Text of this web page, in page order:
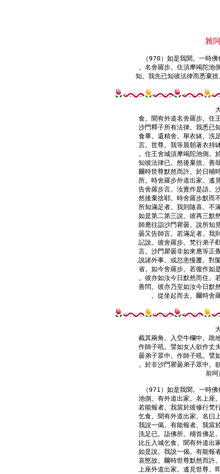
雜
（970）如是我聞。一時
。名舍羅步。住須摩竭陀池
知。我先已知彼法律而悉棄
食。聞有外道名舍羅步。住
沙門釋子所有法律。我悉已
食畢。還精舍。舉衣缽。洗
言。世尊。我等晨朝著衣持
。住王舍城須摩竭陀池側。
知彼法律已。然後棄捨。善
爾時世尊默然而許。於日晡
所。時舍羅步外道出家。遙
告舍羅步言。汝實作是語。
然後棄捨耶。時舍羅步默而
所知滿足者。我則隨喜。不
如是第二第三說。彼再三默
師應往詣沙門瞿曇。說所知
曇又告師言。若滿足者。我
記說。彼舍羅步。梵行弟子
言。沙門瞿曇非如來應等正
說諸外事。或忿恚慢覆。對
省。如今舍羅步。若復作如
。彼亦如汝今日默然而住。
善問。彼亦乃至如汝今日默
。從坐起而去。爾時舍
截其兩角。入空牛欄中。跪
作師子吼。譬如女人欲作丈
曇弟子眾中。作師子吼。譬
。於非沙門瞿曇弟子眾中。
前呵
（971）如是我聞。一時
池側。有外道出家。名上座
若能報者。我當於彼修行梵
乞食。聞有外道出家。名曰
我說一偈。有能報者。我當
洗足已。詣佛所。稽首佛足
比丘入城乞食。聞有外道出
如是說。我說一偈。有能報
哀愍故。爾時世尊默然而許
上座外道出家。遙見世尊。